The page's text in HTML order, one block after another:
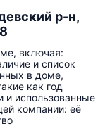
р-н,
включая:
и список
в доме,
как год
и использованные
компании: её